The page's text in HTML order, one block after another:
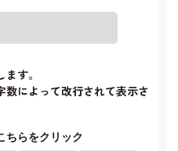
す。
数によって改行されて表示さ
ちらをクリック